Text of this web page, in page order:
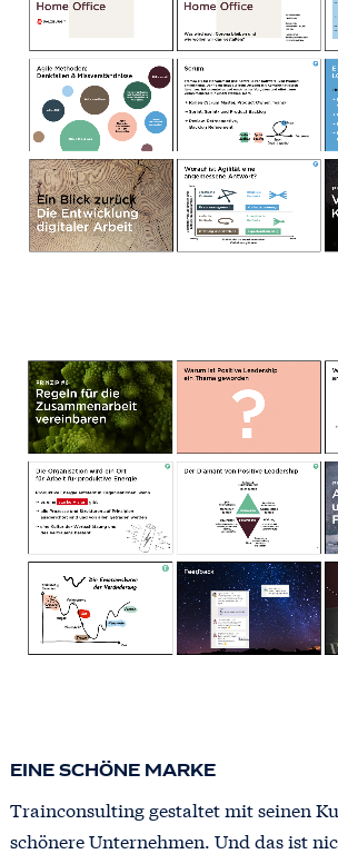
EINE SCHÖNE MARKE
Trainconsulting gestaltet mit seinen
schönere Unternehmen. Und das ist